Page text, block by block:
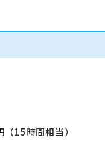
15時間相当）